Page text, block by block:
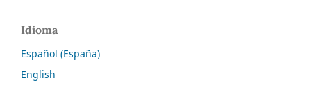
Idioma
Español (España)
English